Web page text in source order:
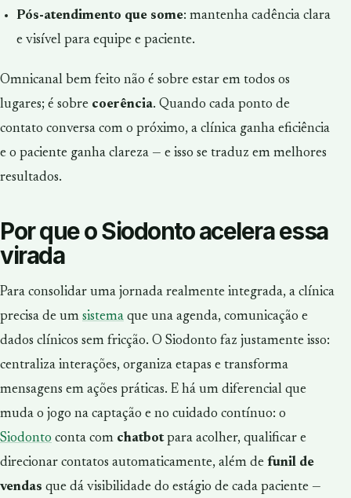
Pós-atendimento que some: mantenha cadência clara
e visível para equipe e paciente.
Omnicanal bem feito não é sobre estar em todos os
lugares; é sobre coerência. Quando cada ponto de
contato conversa com o próximo, a clínica ganha eficiência
e o paciente ganha clareza — e isso se traduz em melhores
resultados.
Por que o Siodonto acelera essa
virada
Para consolidar uma jornada realmente integrada, a clínica
precisa de um sistema que una agenda, comunicação e
dados clínicos sem fricção. O Siodonto faz justamente isso:
centraliza interações, organiza etapas e transforma
mensagens em ações práticas. E há um diferencial que
muda o jogo na captação e no cuidado contínuo: o
Siodonto conta com chatbotpara acolher, qualificar e
direcionar contatos automaticamente, além de funil de
vendas que dá visibilidade do estágio de cada paciente —